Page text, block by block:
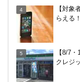
伴者人
どこ？
【対象
らえる
【8/7
クレジ